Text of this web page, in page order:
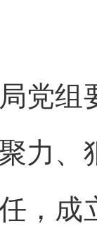
组
力、
，成